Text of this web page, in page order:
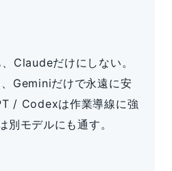
Claudeだけにしない。
Geminiだけで永遠に安
/ Codexは作業導線に強
別モデルにも通す。